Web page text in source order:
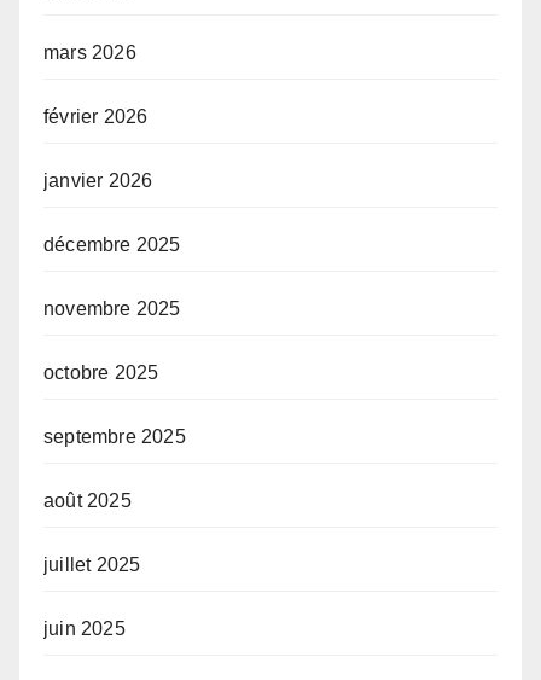
mars 2026
février 2026
janvier 2026
décembre 2025
novembre 2025
octobre 2025
septembre 2025
août 2025
juillet 2025
juin 2025